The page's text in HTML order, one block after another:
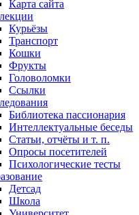
Карта сайта
Курьёзы
Транспорт
Кошки
Фрукты
Головоломки
Ссылки
Библиотека пассионария
Интеллектуальные беседы
Статьи, отчёты и т. п.
Опросы посетителей
Психологические тесты
Детсад
Школа